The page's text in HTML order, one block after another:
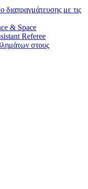
με τις
& Space
Referee
στους